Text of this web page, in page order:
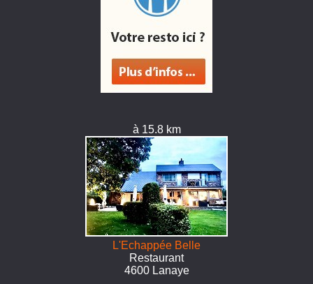
à 15.8 km
L'Echappée Belle
Restaurant
4600 Lanaye